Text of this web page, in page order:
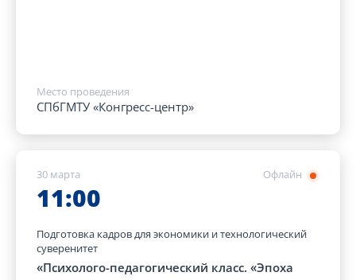
Место проведения
СПбГМТУ «Конгресс-центр»
Офлайн
30 марта
11:00
Подготовка кадров для экономики и технологический
суверенитет
«Психолого-педагогический класс. «Эпоха